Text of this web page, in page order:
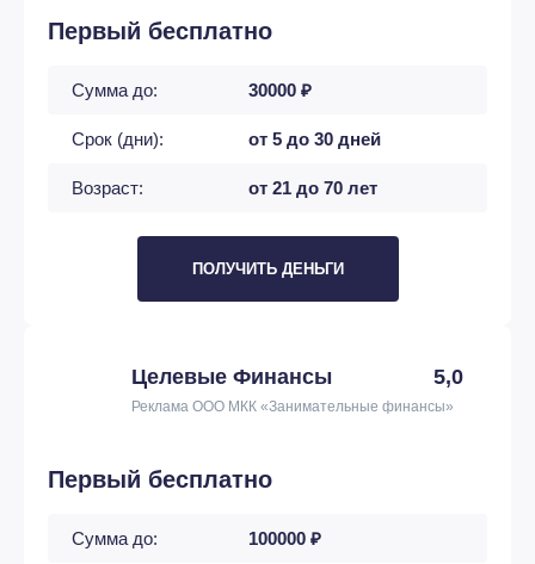
Первый бесплатно
Сумма до: 30000 ₽
Срок (дни): от 5 до 30 дней
Возраст: от 21 до 70 лет
ПОЛУЧИТЬ ДЕНЬГИ
Целевые Финансы 5,0
Реклама ООО МКК «Занимательные финансы»
Первый бесплатно
Сумма до: 100000 ₽